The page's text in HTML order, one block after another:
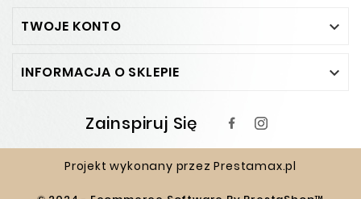
TWOJE KONTO 
INFORMACJA O SKLEPIE 
Zainspiruj Się
Projekt wykonany przezPrestamax.pl